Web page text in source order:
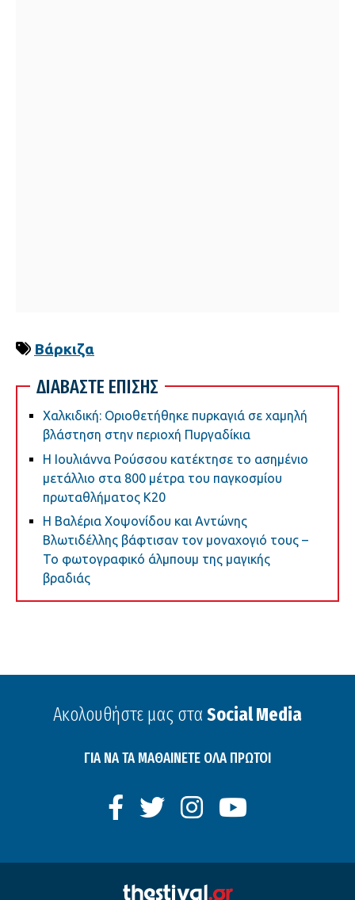
Βάρκιζα
ΔΙΑΒΑΣΤΕ ΕΠΙΣΗΣ
Χαλκιδική: Οριοθετήθηκε πυρκαγιά σε χαμηλή
βλάστηση στην περιοχή Πυργαδίκια
Η Ιουλιάννα Ρούσσου κατέκτησε το ασημένιο
μετάλλιο στα 800 μέτρα του παγκοσμίου
πρωταθλήματος Κ20
Η Βαλέρια Χοψονίδου και Αντώνης
Βλωτιδέλλης βάφτισαν τον μοναχογιό τους –
Το φωτογραφικό άλμπουμ της μαγικής
βραδιάς
Ακολουθήστε μας στα Social Media
ΓΙΑ ΝΑ ΤΑ ΜΑΘΑΙΝΕΤΕ ΟΛΑ ΠΡΩΤΟΙ